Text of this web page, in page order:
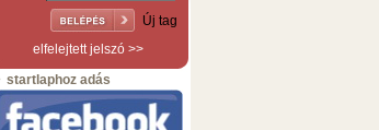
Új tag
elfelejtett jelszó >>
startlaphoz adás